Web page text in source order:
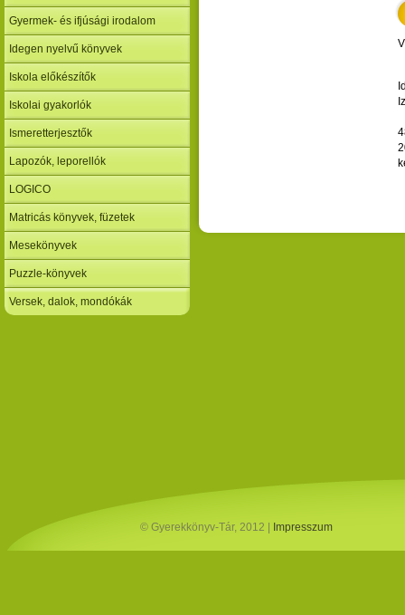
Gyermek- és ifjúsági irodalom
Idegen nyelvű könyvek
Iskola előkészítők
Iskolai gyakorlók
Ismeretterjesztők
Lapozók, leporellók
LOGICO
Matricás könyvek, füzetek
Mesekönyvek
Puzzle-könyvek
Versek, dalok, mondókák
© Gyerekkönyv-Tár, 2012 | Impresszum